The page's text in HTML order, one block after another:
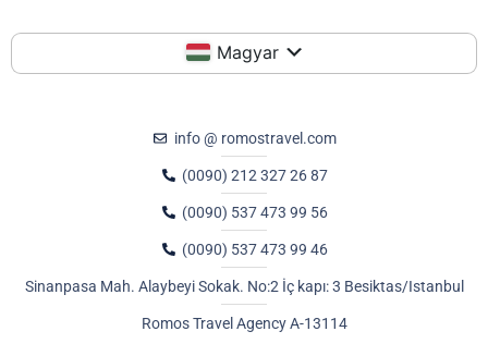
Magyar
info @ romostravel.com
(0090) 212 327 26 87
(0090) 537 473 99 56
(0090) 537 473 99 46
Sinanpasa Mah. Alaybeyi Sokak. No:2 İç kapı: 3 Besiktas/Istanbul
Romos Travel Agency A-13114